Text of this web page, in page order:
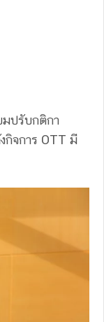
มปรับกติกา
กิจการ OTT มี